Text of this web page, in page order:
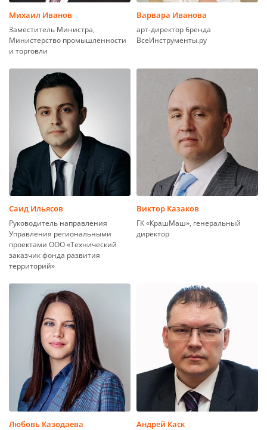
Михаил Иванов
Заместитель Министра,
Министерство промышленности
и торговли
Варвара Иванова
арт-директор бренда
ВсеИнструменты.ру
Саид Ильясов
Руководитель направления
Управления региональными
проектами ООО «Технический
заказчик фонда развития
территорий»
Виктор Казаков
ГК «КрашМаш», генеральный
директор
Любовь Казодаева Андрей Каск